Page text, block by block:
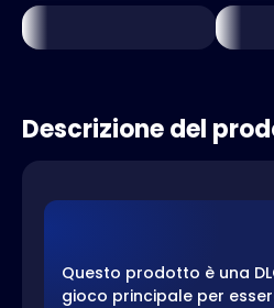
Descrizione del
Questo prodotto è una
gioco principale per